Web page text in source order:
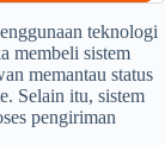
teknologi
membeli sistem
memantau status
Selain itu, sistem
pengiriman